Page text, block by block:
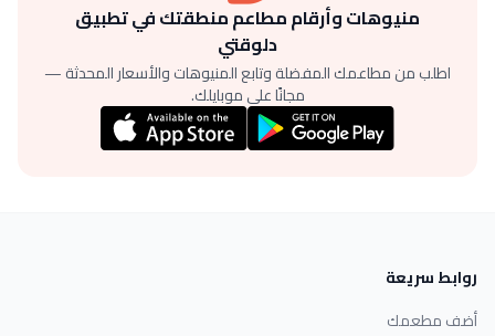
منيوهات وأرقام مطاعم منطقتك في تطبيق
دلوقتي
اطلب من مطاعمك المفضلة وتابع المنيوهات والأسعار المحدثة —
مجانًا على موبايلك.
روابط سريعة
أضف مطعمك